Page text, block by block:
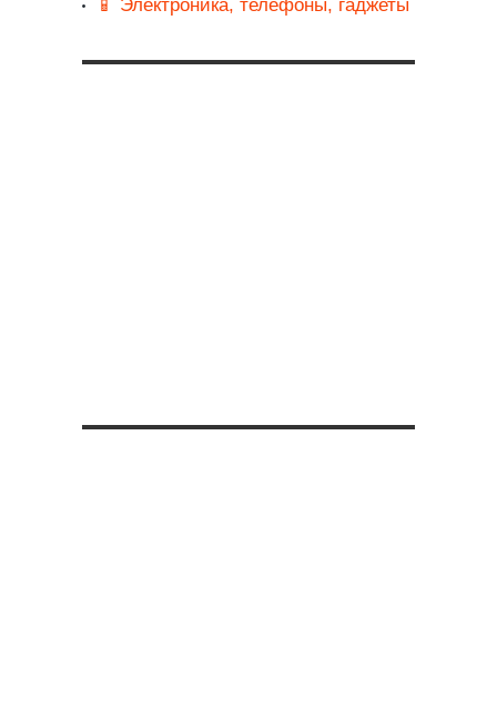
📱 Электроника, телефоны, гаджеты